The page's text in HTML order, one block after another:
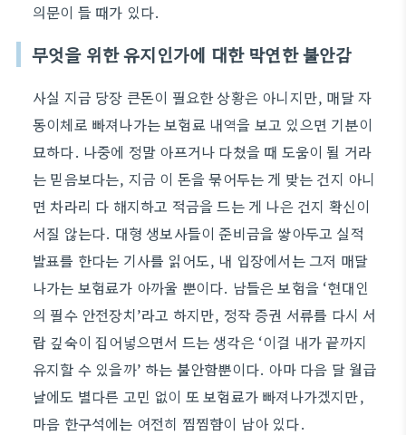
의문이 들 때가 있다.
무엇을 위한 유지인가에 대한 막연한 불안감
사실 지금 당장 큰돈이 필요한 상황은 아니지만, 매달 자
동이체로 빠져나가는 보험료 내역을 보고 있으면 기분이
묘하다. 나중에 정말 아프거나 다쳤을 때 도움이 될 거라
는 믿음보다는, 지금 이 돈을 묶어두는 게 맞는 건지 아니
면 차라리 다 해지하고 적금을 드는 게 나은 건지 확신이
서질 않는다. 대형 생보사들이 준비금을 쌓아두고 실적
발표를 한다는 기사를 읽어도, 내 입장에서는 그저 매달
나가는 보험료가 아까울 뿐이다. 남들은 보험을 ‘현대인
의 필수 안전장치’라고 하지만, 정작 증권 서류를 다시 서
랍 깊숙이 집어넣으면서 드는 생각은 ‘이걸 내가 끝까지
유지할 수 있을까’ 하는 불안함뿐이다. 아마 다음 달 월급
날에도 별다른 고민 없이 또 보험료가 빠져나가겠지만,
마음 한구석에는 여전히 찜찜함이 남아 있다.